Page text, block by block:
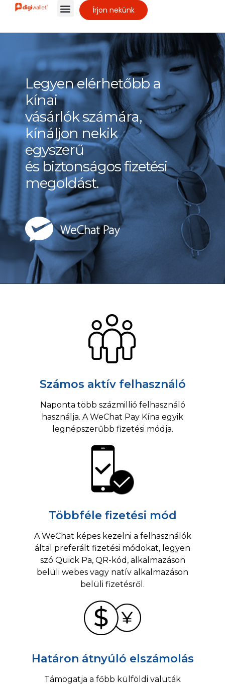
Írjon nekünk
Legyen elérhetőbb a
kínai
vásárlók számára,
kínáljon nekik
egyszerű
és biztonságos fizetési
megoldást.
Számos aktív felhasználó
Naponta több százmillió felhasználó
használja. A WeChat Pay Kína egyik
legnépszerűbb fizetési módja.
Többféle fizetési mód
A WeChat képes kezelni a felhasználók
által preferált fizetési módokat, legyen
szó Quick Pa, QR-kód, alkalmazáson
belüli webes vagy natív alkalmazáson
belüli fizetésről.
Határon átnyúló elszámolás
Támogatja a főbb külföldi valuták